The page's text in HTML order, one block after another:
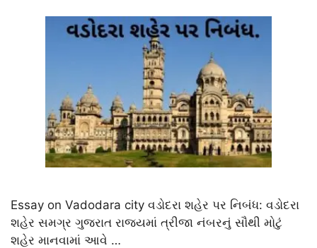
Essay on Vadodara city વડોદરા શહેર પર નિબંધ: વડોદરા
શહેર સમગ્ર ગુજરાત રાજ્યમાં ત્રીજા નંબરનું સૌથી મોટું
શહેર માનવામાં આવે …